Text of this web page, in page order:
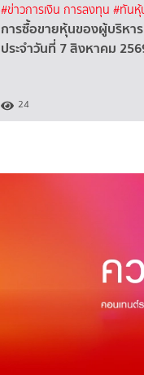
#ข่าวการเงิน การลงทุน #ทันหุ้
การซื้อขายหุ้นของผู้บริหา
ประจำวันที่ 7 สิงหาคม
24